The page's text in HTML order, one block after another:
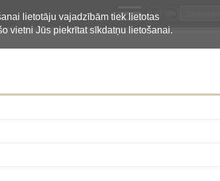
lietotāju vajadzībām tiek lietotas
vietni Jūs piekrītat sīkdatņu lietošanai.
LV